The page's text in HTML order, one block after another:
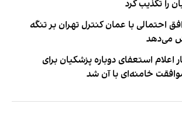
را تکذیب کرد
احتمالی با عمان کنترل تهران بر تنگه
می‌دهد
اعلام استعفای دوباره پزشکیان برای
خامنه‌ای با آن شد